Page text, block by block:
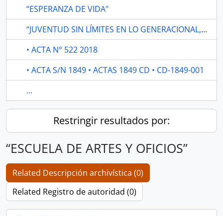
“ESPERANZA DE VIDA"
“JUVENTUD SIN LÍMITES EN LO GENERACIONAL, HACIENDO CAMINO AL ANDAR”.
• ACTA N° 522 2018
• ACTA S/N 1849 • ACTAS 1849 CD • CD-1849-001
...
Restringir resultados por:
“ESCUELA DE ARTES Y OFICIOS”
Related Descripción archivística (0)
Related Registro de autoridad (0)